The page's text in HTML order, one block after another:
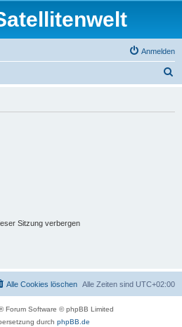
Anmelden
Sitzung verbergen
Alle Zeiten sind UTC+02:00
Alle Cookies löschen
Forum Software © phpBB Limited
durch phpBB.de